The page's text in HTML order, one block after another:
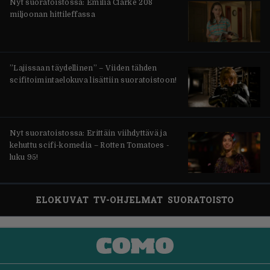
Nyt suoratoistossa: Emilia Clarke 208
miljoonan hittileffassa
”Lajissaan täydellinen” – Viiden tähden
scifitoimintaelokuva lisättiin suoratoistoon!
Nyt suoratoistossa: Erittäin viihdyttävä ja
kehuttu scifi-komedia – Rotten Tomatoes -
luku 95!
ELOKUVAT TV-OHJELMAT SUORATOISTO